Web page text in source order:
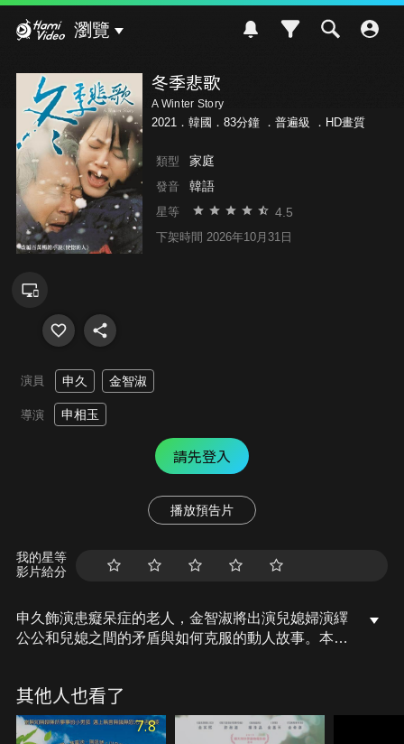
瀏覽
冬季悲歌
A Winter Story
2021．韓國．83分鐘 ． 普遍級 ．HD畫質
類型 家庭
發音 韓語
星等 4.5
下架時間 2026年10月31日
演員 申久 金智淑
導演 申相玉
請先登入
播放預告片
我的星等
影片給分
申久飾演患癡呆症的老人，金智淑將出演兒媳婦演繹
公公和兒媳之間的矛盾與如何克服的動人故事。本片
人去世後遺留下來的家人的重逢。
其他人也看了
7.8